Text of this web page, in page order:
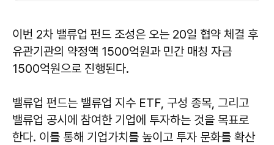
이번 2차 밸류업 펀드 조성은 오는 20일 협약 체결 후
유관기관의 약정액 1500억원과 민간 매칭 자금
1500억원으로 진행된다.
밸류업 펀드는 밸류업 지수 ETF, 구성 종목, 그리고
밸류업 공시에 참여한 기업에 투자하는 것을 목표로
한다. 이를 통해 기업가치를 높이고 투자 문화를 확산